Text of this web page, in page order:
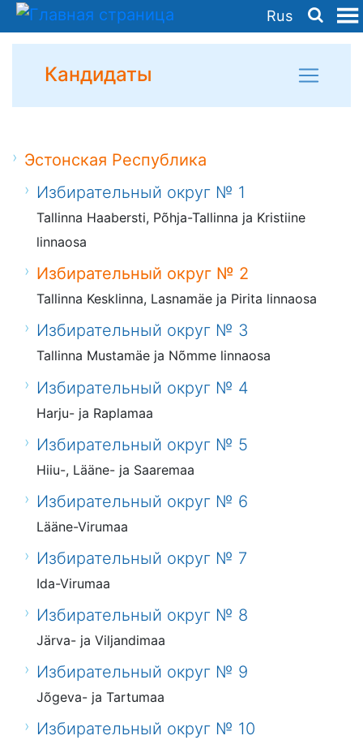
Rus
Кандидаты
Эстонская Республика
Избирательный округ № 1
Tallinna Haabersti, Põhja-Tallinna ja Kristiine
linnaosa
Избирательный округ № 2
Tallinna Kesklinna, Lasnamäe ja Pirita linnaosa
Избирательный округ № 3
Tallinna Mustamäe ja Nõmme linnaosa
Избирательный округ № 4
Harju- ja Raplamaa
Избирательный округ № 5
Hiiu-, Lääne- ja Saaremaa
Избирательный округ № 6
Lääne-Virumaa
Избирательный округ № 7
Ida-Virumaa
Избирательный округ № 8
Järva- ja Viljandimaa
Избирательный округ № 9
Jõgeva- ja Tartumaa
Избирательный округ № 10